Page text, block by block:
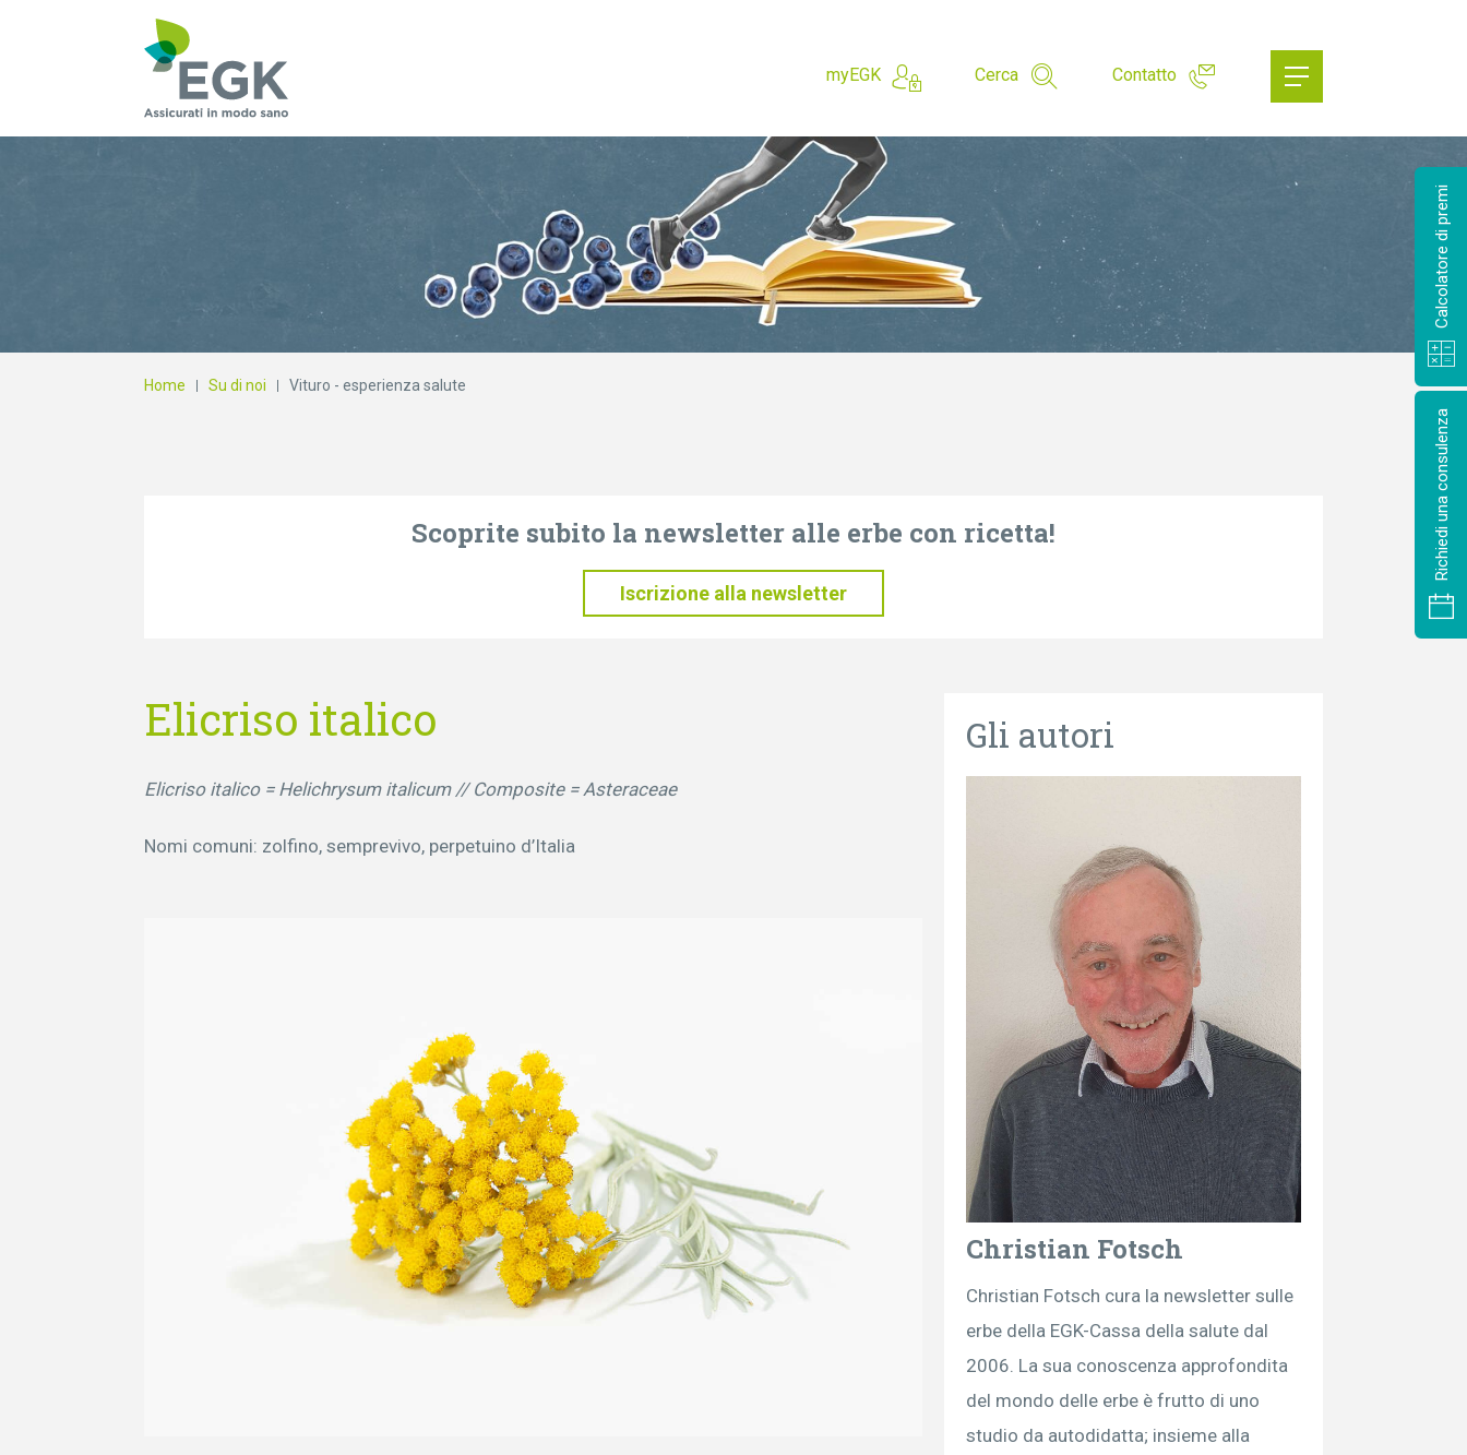
Calcolatore di premi
Richiedi una consulenza
myEGK Cerca Contatto
Home Su di noi Vituro - esperienza salute
Scoprite subito la newsletter alle erbe con ricetta!
Iscrizione alla newsletter
Elicriso italico
Elicriso italico = Helichrysum italicum // Composite = Asteraceae
Nomi comuni: zolfino, semprevivo, perpetuino d’Italia
Gli autori
Christian Fotsch
Christian Fotsch cura la newsletter sulle
erbe della EGK-Cassa della salute dal
2006. La sua conoscenza approfondita
del mondo delle erbe è frutto di uno
studio da autodidatta; insieme alla
Cosa state cercando?